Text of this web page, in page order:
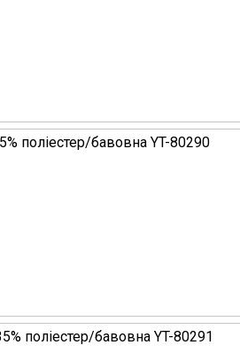
поліестер/бавовна YT-80290
поліестер/бавовна YT-80291